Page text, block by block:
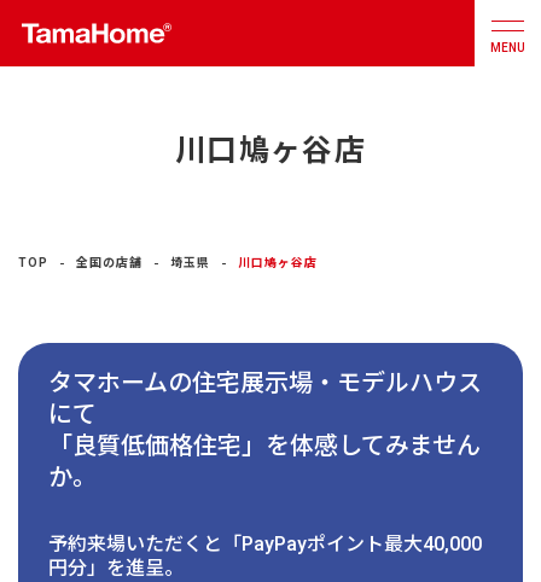
カタログ
リフォーム
不動産事業
建築実例
MENU
川口鳩ヶ谷店
TOP 全国の店舗 埼玉県 川口鳩ヶ谷店
タマホームの住宅展示場・モデルハウス
にて
「良質低価格住宅」を体感してみません
か。
予約来場いただくと「PayPayポイント最大40,000
円分」を進呈。